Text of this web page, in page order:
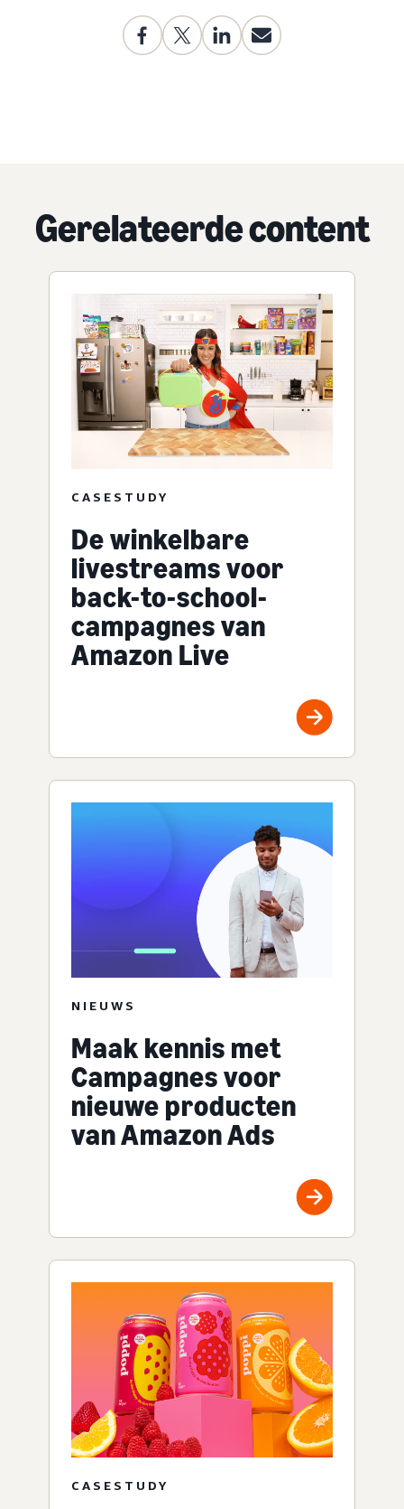
Gerelateerde content
CASESTUDY
De winkelbare
livestreams voor
back-to-school-
campagnes van
Amazon Live
NIEUWS
Maak kennis met
Campagnes voor
nieuwe producten
van Amazon Ads
CASESTUDY